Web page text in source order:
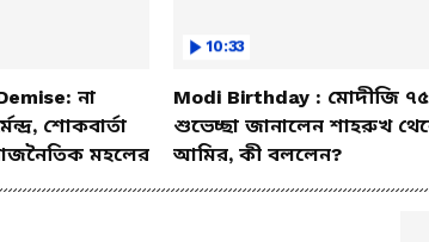
না
শোকবার্তা
মহলের
10:33
Modi Birthday : মোদীজি
শুভেচ্ছা জানালেন শাহরুখ
আমির, কী বললেন?